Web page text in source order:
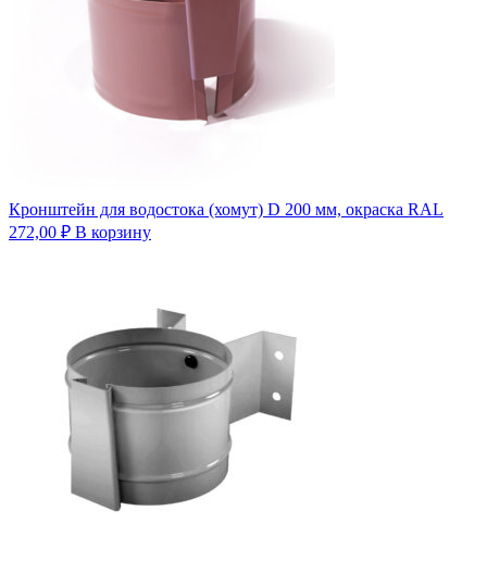
Кронштейн для водостока (хомут) D 200 мм, окраска RAL
272,00 ₽ В корзину